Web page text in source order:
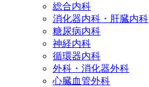
総合内科
消化器内科・肝臓内科
糖尿病内科
神経内科
循環器内科
外科・消化器外科
心臓血管外科